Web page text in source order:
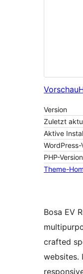
Vorschau
Version
Zuletzt
Aktive
WordPress-
PHP-Version
Theme-
Bosa EV
crafted
websites.